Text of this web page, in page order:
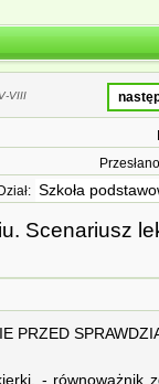
VIII
Dział: Szkoła
Scenariusz
PRZED
- równoważnik